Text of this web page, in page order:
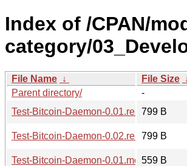
Index of /CPAN/
category/
File Name ↓ File Size
Parent directory/
-
Test-Bitcoin-Daemon-0.01.readme
799 B
Test-Bitcoin-Daemon-0.02.readme
799 B
Test-Bitcoin-Daemon-0.01.meta559 B